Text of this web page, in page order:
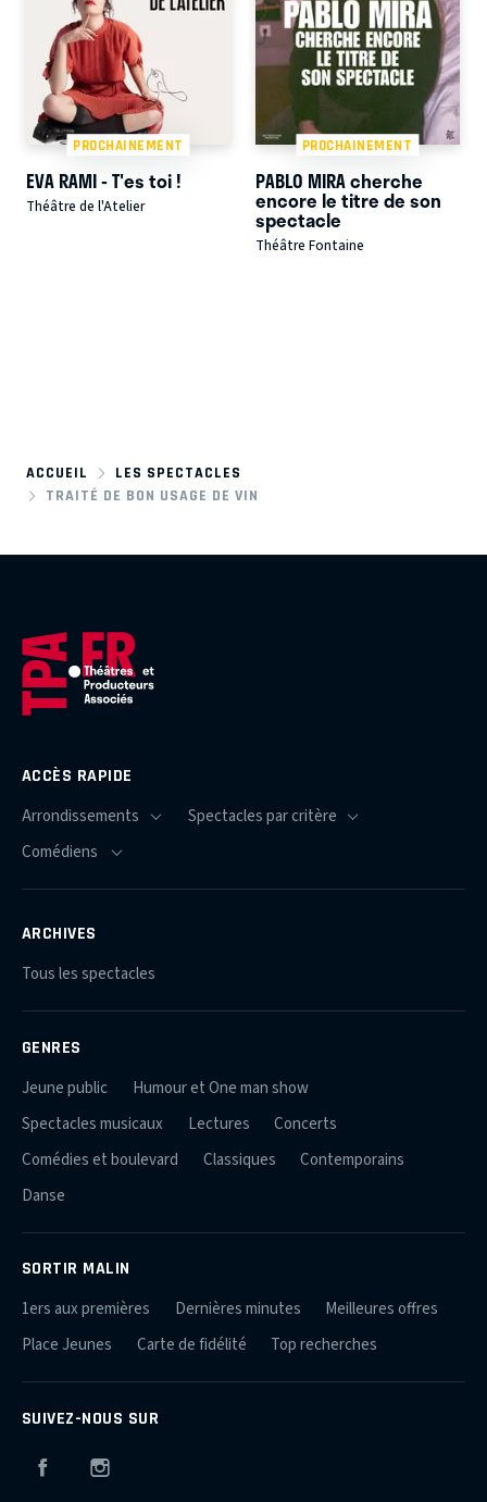
PROCHAINEMENT
EVA RAMI - T'es toi !
Théâtre de l'Atelier
PROCHAINEMENT
PABLO MIRA cherche
encore le titre de son
spectacle
Théâtre Fontaine
ACCUEIL
LES SPECTACLES
TRAITÉ DE BON USAGE DE VIN
ACCÈS RAPIDE
ARCHIVES
Tous les spectacles
GENRES
Jeune public
Humour et One man show
Spectacles musicaux
Lectures
Concerts
Comédies et boulevard
Classiques
Contemporains
Danse
SORTIR MALIN
1ers aux premières Dernières minutes
Meilleures offres
Place Jeunes
Carte de fidélité Top recherches
SUIVEZ-NOUS SUR
Facebook